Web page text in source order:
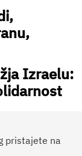
Izraelu:
pristajete na